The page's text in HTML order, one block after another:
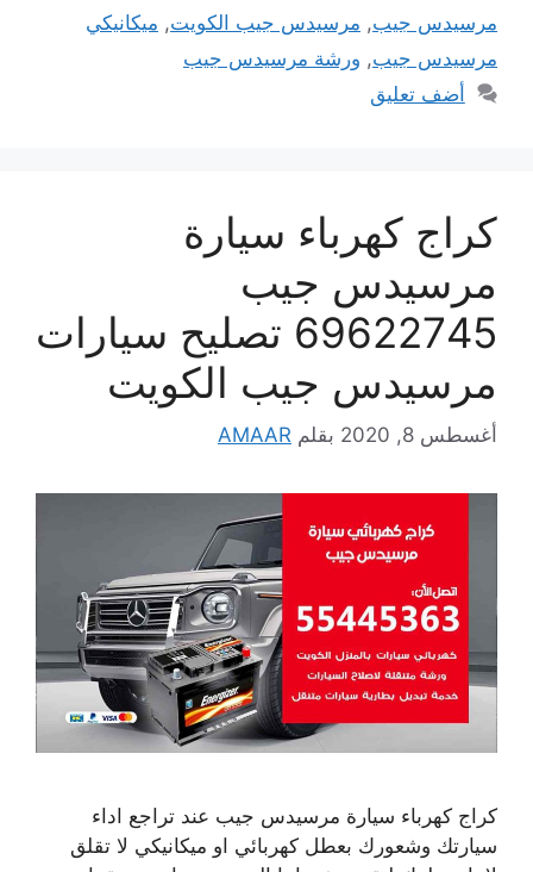
مرسيدس جيب, مرسيدس جيب الكويت, ميكانيكي
مرسيدس جيب, ورشة مرسيدس جيب
أضف تعليق
كراج كهرباء سيارة
مرسيدس جيب
69622745 تصليح سيارات
مرسيدس جيب الكويت
أغسطس 8, 2020 بقلم AMAAR
كراج كهرباء سيارة مرسيدس جيب عند تراجع اداء
سيارتك وشعورك بعطل كهربائي او ميكانيكي لا تقلق